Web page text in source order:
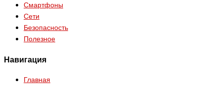
Смартфоны
Сети
Безопасность
Полезное
Навигация
Главная